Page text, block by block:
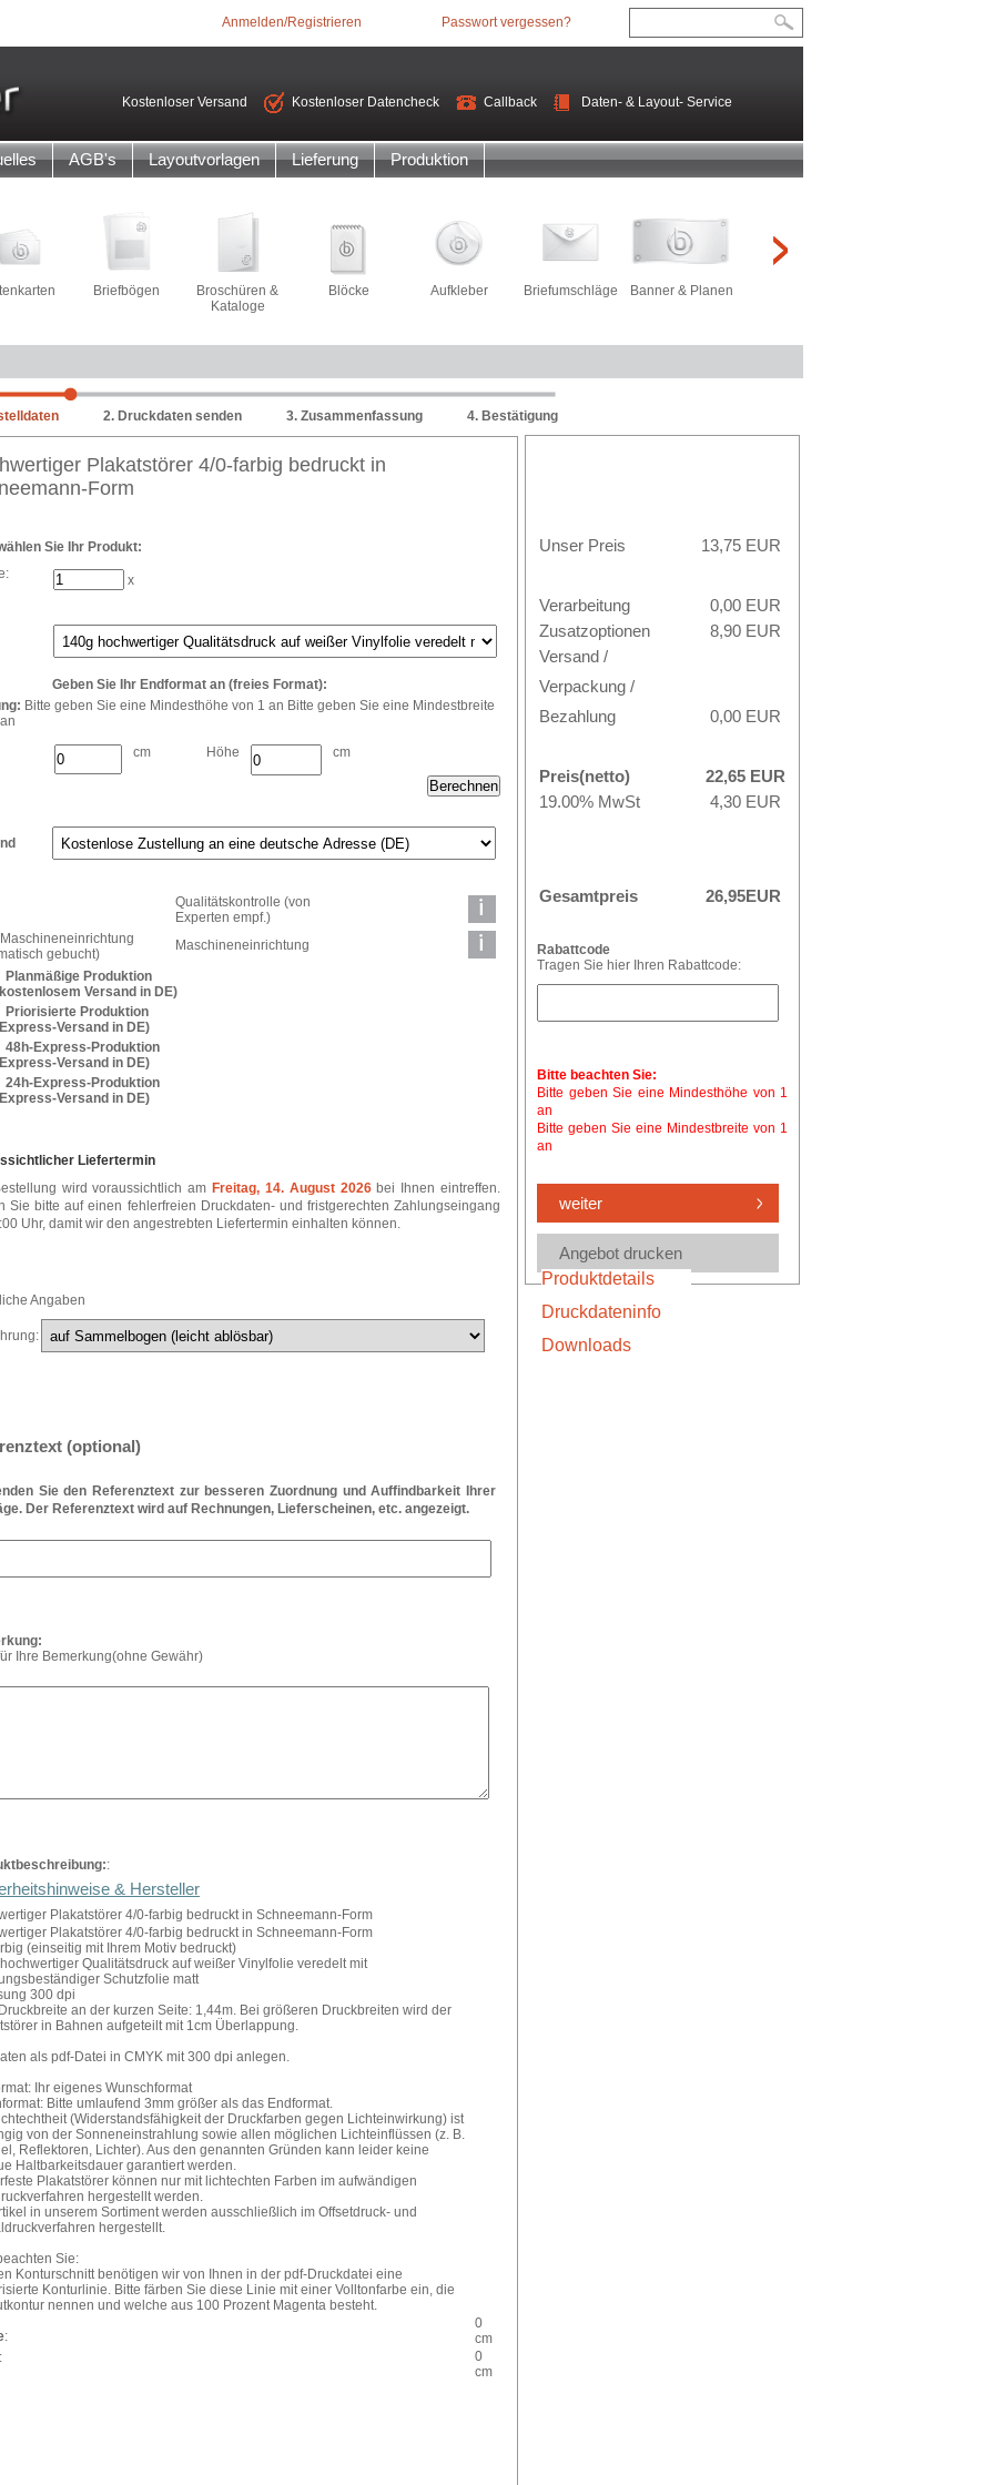
Anmelden/Registrieren Passwort vergessen?
Kostenloser Versand Kostenloser Datencheck Callback Daten- & Layout- Service
AGB's Layoutvorlagen Lieferung Produktion
Briefbögen
Broschüren &
Kataloge
Blöcke Aufkleber Briefumschläge Banner & Planen
2. Druckdaten senden 3. Zusammenfassung 4. Bestätigung
Plakatstörer 4/0-farbig bedruckt in
Form
Sie Ihr Produkt:
x
Geben Sie Ihr Endformat an (freies Format):
Bitte geben Sie eine Mindesthöhe von 1 an Bitte geben Sie eine Mindestbreite
cm Höhe cm
Qualitätskontrolle (von
Experten empf.)
Maschineneinrichtung
gebucht)
Maschineneinrichtung
Planmäßige Produktion
Versand in DE)
Priorisierte Produktion
Versand in DE)
48h-Express-Produktion
Versand in DE)
24h-Express-Produktion
Versand in DE)
Liefertermin
wird voraussichtlich am Freitag, 14. August 2026bei Ihnen eintreffen.
Sie bitte auf einen fehlerfreien Druckdaten- und fristgerechten Zahlungseingang
Uhr, damit wir den angestrebten Liefertermin einhalten können.
Angaben
(optional)
Sie den Referenztext zur besseren Zuordnung und Auffindbarkeit Ihrer
Der Referenztext wird auf Rechnungen, Lieferscheinen, etc. angezeigt.
Ihre Bemerkung(ohne Gewähr)
:
& Hersteller
Plakatstörer 4/0-farbig bedruckt in Schneemann-Form
Plakatstörer 4/0-farbig bedruckt in Schneemann-Form
(einseitig mit Ihrem Motiv bedruckt)
Qualitätsdruck auf weißer Vinylfolie veredelt mit
Schutzfolie matt
300 dpi
an der kurzen Seite: 1,44m. Bei größeren Druckbreiten wird der
in Bahnen aufgeteilt mit 1cm Überlappung.
als pdf-Datei in CMYK mit 300 dpi anlegen.
Ihr eigenes Wunschformat
Bitte umlaufend 3mm größer als das Endformat.
(Widerstandsfähigkeit der Druckfarben gegen Lichteinwirkung) ist
von der Sonneneinstrahlung sowie allen möglichen Lichteinflüssen (z. B.
Reflektoren, Lichter). Aus den genannten Gründen kann leider keine
Haltbarkeitsdauer garantiert werden.
Plakatstörer können nur mit lichtechten Farben im aufwändigen
hergestellt werden.
in unserem Sortiment werden ausschließlich im Offsetdruck- und
hergestellt.
Sie:
Konturschnitt benötigen wir von Ihnen in der pdf-Druckdatei eine
Konturlinie. Bitte färben Sie diese Linie mit einer Volltonfarbe ein, die
nennen und welche aus 100 Prozent Magenta besteht.
:
:
0
cm
0
cm
Unser Preis 13,75 EUR
Verarbeitung
0,00 EUR
Zusatzoptionen
8,90 EUR
Versand /
Verpackung /
Bezahlung
0,00 EUR
Preis(netto) 22,65 EUR
19.00% MwSt
4,30 EUR
Gesamtpreis 26,95EUR
Rabattcode
Tragen Sie hier Ihren Rabattcode:
Bitte beachten Sie:
Bitte geben Sie eine Mindesthöhe von 1
an
Bitte geben Sie eine Mindestbreite von 1
an
Produktdetails
Druckdateninfo
Downloads